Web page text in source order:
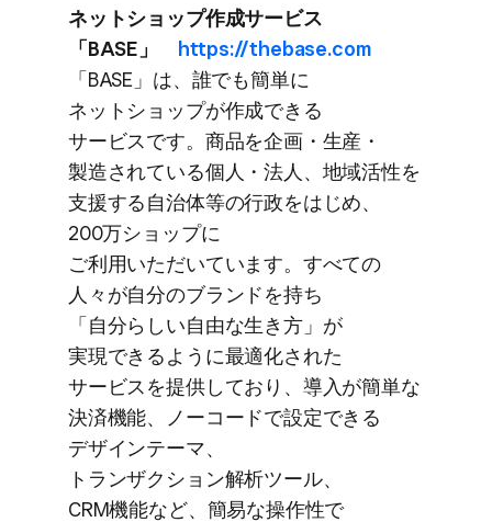
ネットショップ作成サービス​
「BASE」
https://thebase.com
​「BASE」は、​誰でも​簡単に​
ネットショップが​作成できる​
サービスです。​商品を​企画・生産・​
製造されている​個人・法人、​地域活性を​
支援する​自治体等の​行政を​はじめ、​
200万ショップに​
ご利用いただいています。​すべての​
人々が​自分の​ブランドを​持ち​
「自分らしい​自由な​生き方」が​
実現できるように​最適化された​
サービスを​提供しており、​導入が​簡単な​
決済機能、​ノーコードで​設定できる​
デザインテーマ、​
トランザクション解析ツール、​
CRM機能など、​簡易な​操作性で​